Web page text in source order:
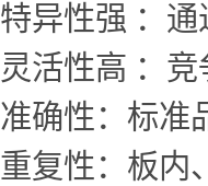
特异性强 ：
灵活性高 ：
准确性：标准
重复性：板内